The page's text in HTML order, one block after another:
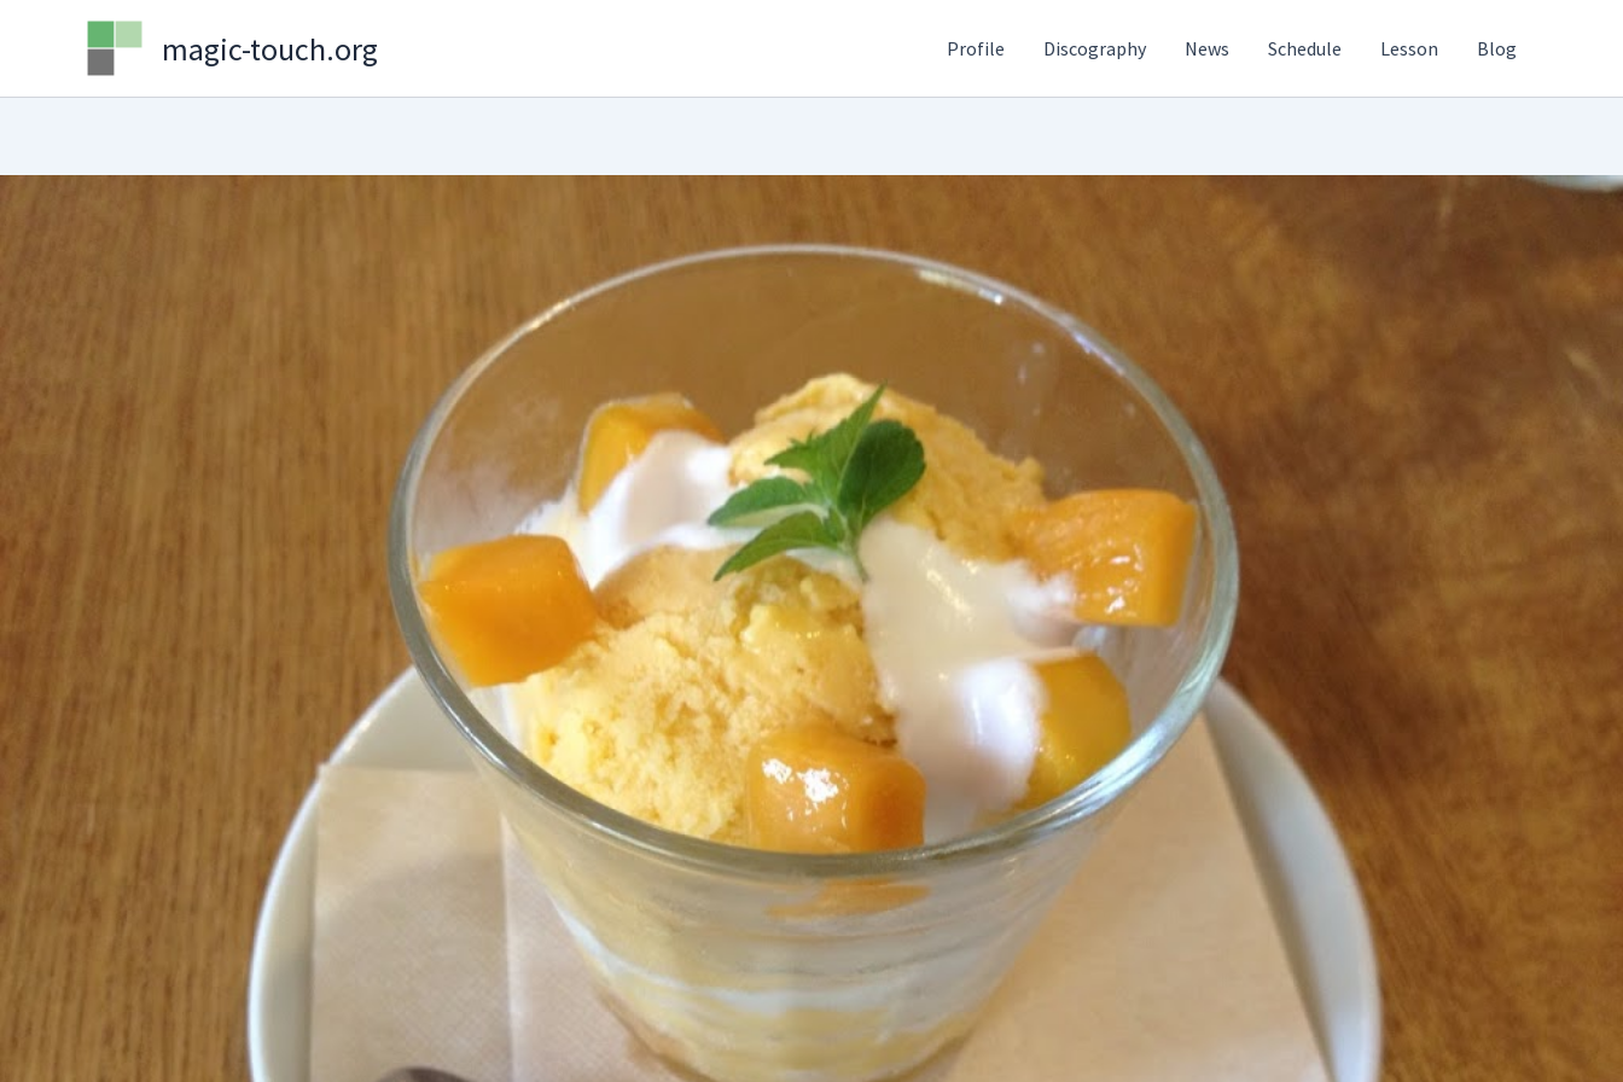
magic-touch.org Profile Discography News Schedule Lesson Blog